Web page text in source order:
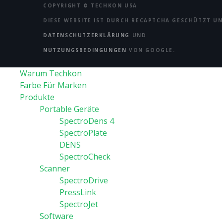
COPYRIGHT © TECHKON USA
DIESE WEBSITE IST DURCH RECAPTCHA GESCHÜTZT
DATENSCHUTZERKLÄRUNG UND
NUTZUNGSBEDINGUNGEN VON GOOGLE.
Warum Techkon
Farbe Für Marken
Produkte
Portable Geräte
SpectroDens 4
SpectroPlate
DENS
SpectroCheck
Scanner
SpectroDrive
PressLink
SpectroJet
Software